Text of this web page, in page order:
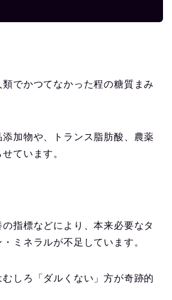
でかつてなかった程の糖質まみ
添加物や、トランス脂肪酸、農薬
ています。
指標などにより、本来必要なタ
ミネラルが不足しています。
しろ「ダルくない」方が奇跡的